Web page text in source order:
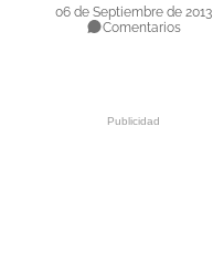
06 de Septiembre de 2013
Comentarios